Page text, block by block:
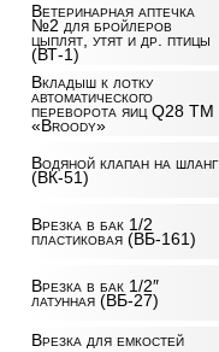
Ветеринарная аптечка
№2 для бройлеров
цыплят, утят и др. птицы
(ВТ-1)
Вкладыш к лотку
автоматического
переворота яиц Q28 ТМ
«Broody»
Водяной клапан на шланг
(ВК-51)
Врезка в бак 1/2
пластиковая (ВБ-161)
Врезка в бак 1/2″
латунная (ВБ-27)
Врезка для емкостей